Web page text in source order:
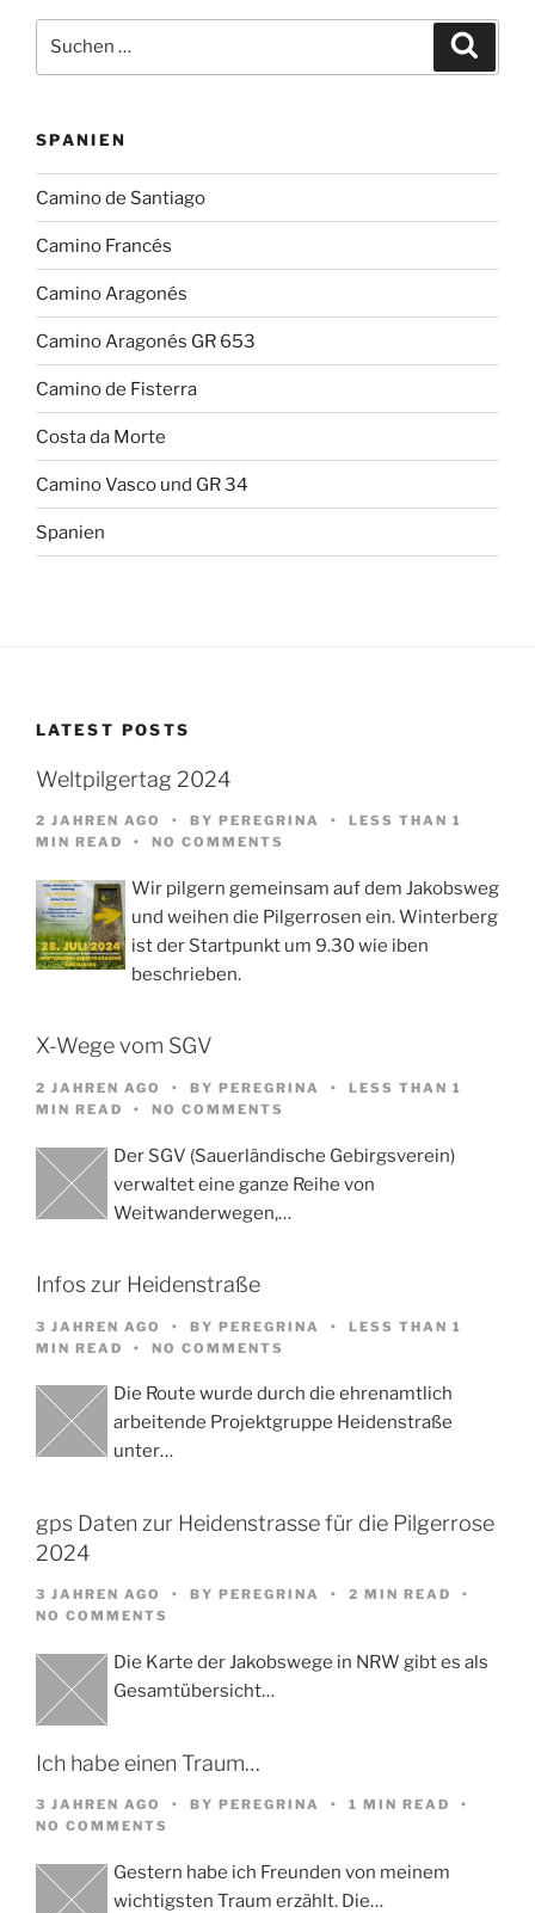
nach:
SPANIEN
Camino de Santiago
Camino Francés
Camino Aragonés
Camino Aragonés GR 653
Camino de Fisterra
Costa da Morte
Camino Vasco und GR 34
Spanien
LATEST POSTS
Weltpilgertag 2024
2 JAHREN AGO BY PEREGRINA
LESS THAN 1
MIN READ
NO COMMENTS
Wir pilgern gemeinsam auf dem Jakobsweg
und weihen die Pilgerrosen ein. Winterberg
ist der Startpunkt um 9.30 wie iben
beschrieben.
X-Wege vom SGV
2 JAHREN AGO BY PEREGRINA
LESS THAN 1
MIN READ
NO COMMENTS
Der SGV (Sauerländische Gebirgsverein)
verwaltet eine ganze Reihe von
Weitwanderwegen,…
Infos zur Heidenstraße
3 JAHREN AGO BY PEREGRINA
LESS THAN 1
MIN READ
NO COMMENTS
Die Route wurde durch die ehrenamtlich
arbeitende Projektgruppe Heidenstraße
unter…
gps Daten zur Heidenstrasse für die Pilgerrose
2024
3 JAHREN AGO BY PEREGRINA
2 MIN READ
NO COMMENTS
Die Karte der Jakobswege in NRW gibt es als
Gesamtübersicht…
Ich habe einen Traum…
3 JAHREN AGO BY PEREGRINA
1 MIN READ
NO COMMENTS
Gestern habe ich Freunden von meinem
wichtigsten Traum erzählt. Die…